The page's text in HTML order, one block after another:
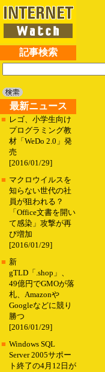
記事検索
最新ニュース
■ レゴ、小学生向け
プログラミング教
材「WeDo 2.0」発
売
[2016/01/29]
■ マクロウイルスを
知らない世代の社
員が狙われる？
「Office文書を開い
て感染」攻撃が再
び増加
[2016/01/29]
■ 新
gTLD「.shop」、
49億円でGMOが落
札、Amazonや
Googleなどに競り
勝つ
[2016/01/29]
■ Windows SQL
Server 2005サポー
ト終了の4月12日が